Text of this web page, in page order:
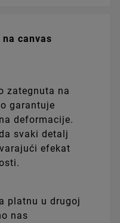
canvas
zategnuta na
garantuje
deformacije.
svaki detalj
efekat
platnu u drugoj
nas